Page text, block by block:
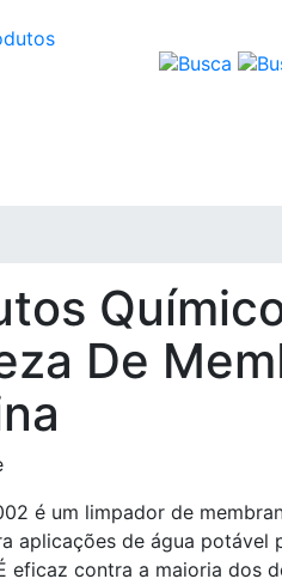
De
é um limpador de
aplicações de água potável
eficaz contra a maioria dos